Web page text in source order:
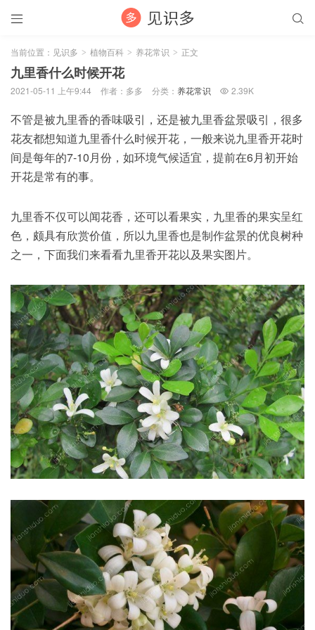
 
当前位置： 见识多 > 植物百科 > 养花常识 > 正文
九里香什么时候开花
2021-05-11 上午9:44 作者：多多 分类： 养花常识  2.39K
不管是被九里香的香味吸引，还是被九里香盆景吸引，很多
花友都想知道九里香什么时候开花，一般来说九里香开花时
间是每年的7-10月份，如环境气候适宜，提前在6月初开始
开花是常有的事。
九里香不仅可以闻花香，还可以看果实，九里香的果实呈红
色，颇具有欣赏价值，所以九里香也是制作盆景的优良树种
之一，下面我们来看看九里香开花以及果实图片。